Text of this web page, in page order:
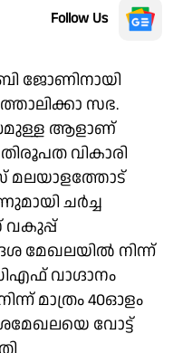
Follow Us
ജോണിനായി
സഭ.
ആളാണ്
വികാരി
മലയാളത്തോട്
ചർച്ച
വകുപ്പ്
മേഖലയിൽ നിന്ന്
വാഗ്ദാനം
മാത്രം 40ഓളം
വോട്ട്